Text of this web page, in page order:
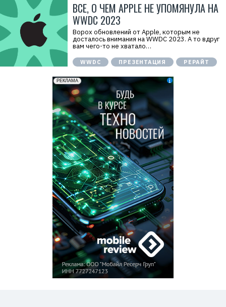
ВСЕ, О ЧЕМ APPLE НЕ УПОМЯНУЛА НА
WWDC 2023
Ворох обновлений от Apple, которым не
досталось внимания на WWDC 2023. А то вдруг
вам чего-то не хватало…
WWDC ПРЕЗЕНТАЦИЯ РЕРАЙТ